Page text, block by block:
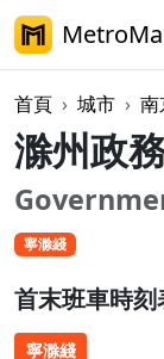
首頁 城市 南
滁州政
寧滁綫
首末班車時刻
寧滁綫